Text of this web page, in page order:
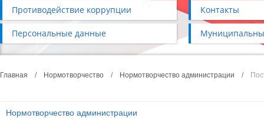
Противодействие коррупции Контакты
Персональные данные
Главная / Нормотворчество / Нормотворчество администрации /
Нормотворчество администрации